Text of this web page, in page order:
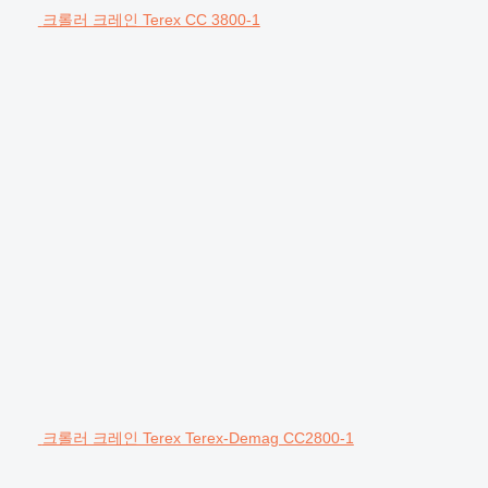
크롤러 크레인 Terex CC 3800-1
크롤러 크레인 Terex Terex-Demag CC2800-1